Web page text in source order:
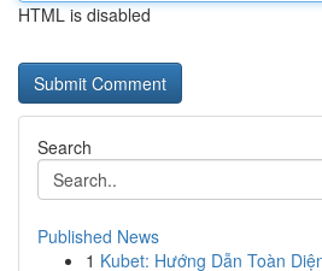
HTML is disabled
Search
Published News
1 Kubet: Hướng Dẫn Toàn